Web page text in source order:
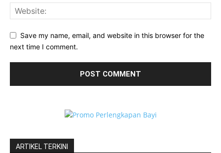
Save my name, email, and website in this browser for the
next time I comment.
ARTIKEL TERKINI